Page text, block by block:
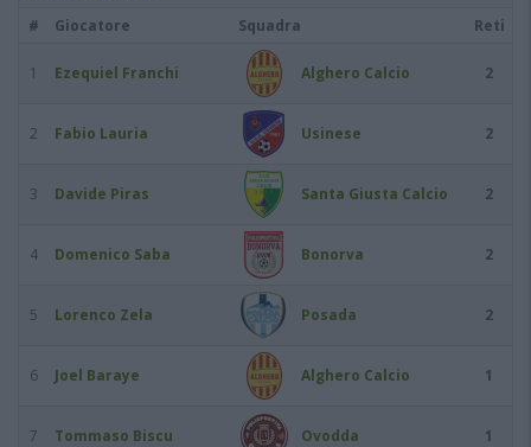
# Giocatore Squadra Reti
1 Ezequiel Franchi Alghero Calcio 2
2 Fabio Lauria Usinese 2
3 Davide Piras Santa Giusta Calcio 2
4 Domenico Saba Bonorva 2
5 Lorenco Zela Posada 2
6 Joel Baraye Alghero Calcio 1
7 Tommaso Biscu Ovodda 1